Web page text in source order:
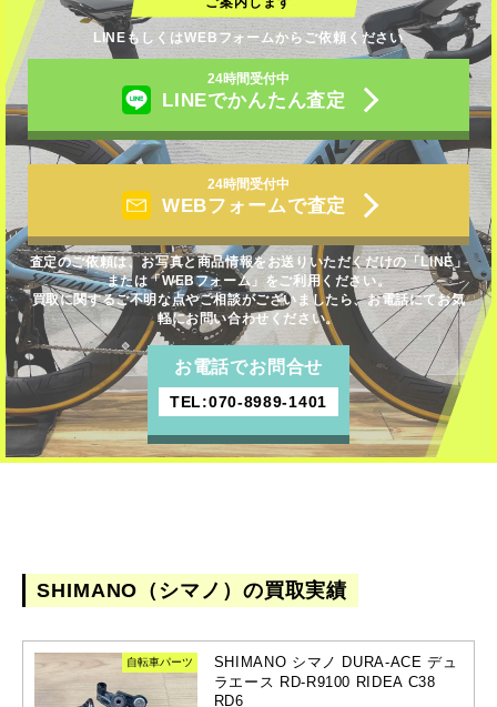
LINEもしくはWEBフォームからご依頼ください
24時間受付中
LINEでかんたん査定
24時間受付中
WEBフォームで査定
査定のご依頼は、お写真と商品情報をお送りいただくだけの「LINE」
または「WEBフォーム」をご利用ください。
買取に関するご不明な点やご相談がございましたら、お電話にてお気
軽にお問い合わせください。
お電話でお問合せ
TEL:070-8989-1401
SHIMANO（シマノ）の買取実績
自転車パーツ
SHIMANO シマノ DURA-ACE デュ
ラエース RD-R9100 RIDEA C38
RD6